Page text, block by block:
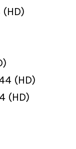
(HD)
(HD)